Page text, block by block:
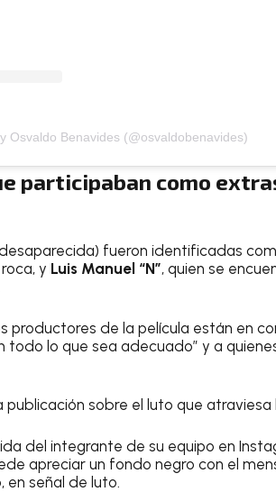
Osvaldo Benavides (@osvaldobenavides)
participaban como
fueron identificadas
y Luis Manuel “N”, quien se
productores de la película están en
todo lo que sea adecuado” y a
sobre el luto que atraviesa
del integrante de su equipo en
apreciar un fondo negro con el
en señal de luto.